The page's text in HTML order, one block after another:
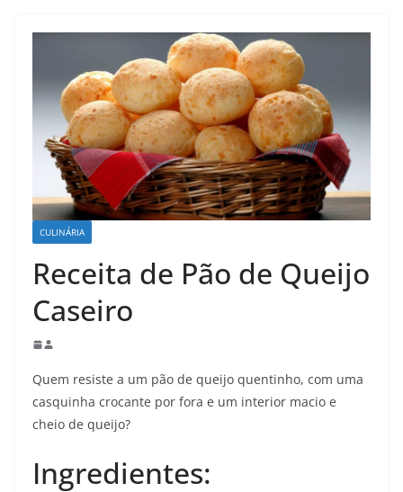
CULINÁRIA
Receita de Pão de Queijo
Caseiro
Quem resiste a um pão de queijo quentinho, com uma
casquinha crocante por fora e um interior macio e
cheio de queijo?
Ingredientes: